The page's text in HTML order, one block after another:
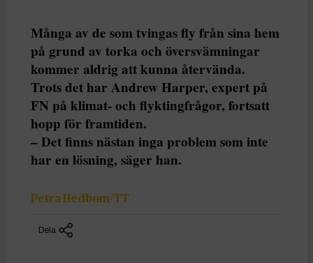
Många av de som tvingas fly från sina hem
på grund av torka och översvämningar
kommer aldrig att kunna återvända.
Trots det har Andrew Harper, expert på
FN på klimat- och flyktingfrågor, fortsatt
hopp för framtiden.
– Det finns nästan inga problem som inte
har en lösning, säger han.
Petra Hedbom/TT
Dela